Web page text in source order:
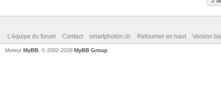
L’équipe du forum Contact smartphoton.ch Retourner en haut Version
Moteur MyBB , © 2002-2026 MyBB Group